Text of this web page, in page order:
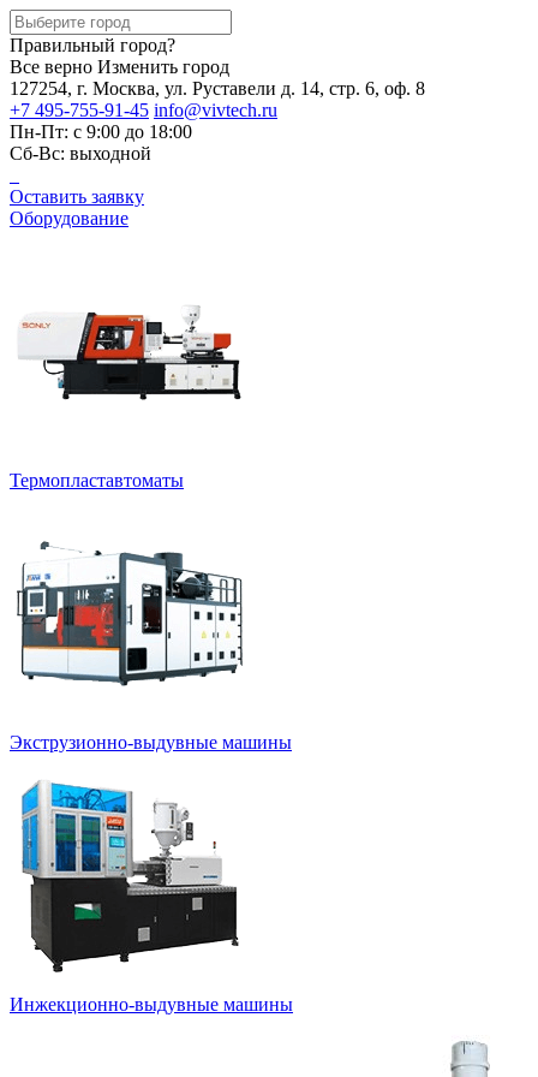
Правильный город?
Все верно Изменить город
127254, г. Москва, ул. Руставели д. 14, стр. 6, оф. 8
+7 495-755-91-45 info@vivtech.ru
Пн-Пт: с 9:00 до 18:00
Сб-Вс: выходной
Оставить заявку
Оборудование
Термопластавтоматы
Экструзионно-выдувные машины
Инжекционно-выдувные машины